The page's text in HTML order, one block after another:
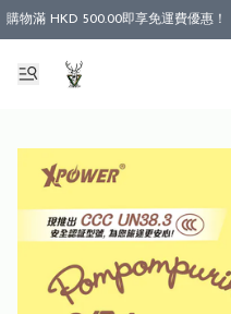
購物滿 HKD 500.00即享免運費優惠